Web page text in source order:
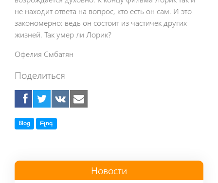
не находит ответа на вопрос, кто есть он сам. И это
закономерно: ведь он состоит из частичек других
жизней. Так умер ли Лорик?
Офелия Смбатян
Поделиться
TagBlog TagԲլոգ
Новости